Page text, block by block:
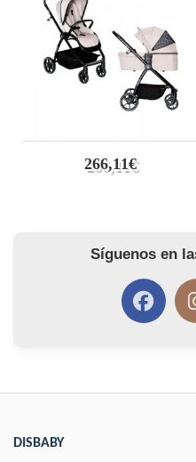
266,11€
Síguenos en
DISBABY